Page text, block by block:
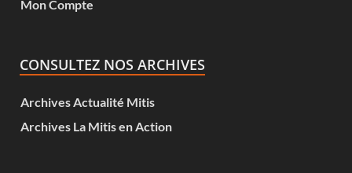
Mon Compte
CONSULTEZ NOS ARCHIVES
Archives Actualité Mitis
Archives La Mitis en Action